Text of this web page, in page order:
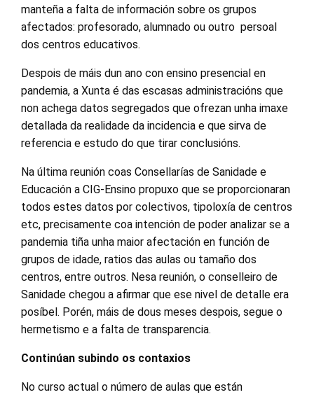
manteña a falta de información sobre os grupos
afectados: profesorado, alumnado ou outro persoal
dos centros educativos.
Despois de máis dun ano con ensino presencial en
pandemia, a Xunta é das escasas administracións que
non achega datos segregados que ofrezan unha imaxe
detallada da realidade da incidencia e que sirva de
referencia e estudo do que tirar conclusións.
Na última reunión coas Consellarías de Sanidade e
Educación a CIG-Ensino propuxo que se proporcionaran
todos estes datos por colectivos, tipoloxía de centros
etc, precisamente coa intención de poder analizar se a
pandemia tiña unha maior afectación en función de
grupos de idade, ratios das aulas ou tamaño dos
centros, entre outros. Nesa reunión, o conselleiro de
Sanidade chegou a afirmar que ese nivel de detalle era
posíbel. Porén, máis de dous meses despois, segue o
hermetismo e a falta de transparencia.
Continúan subindo os contaxios
No curso actual o número de aulas que están